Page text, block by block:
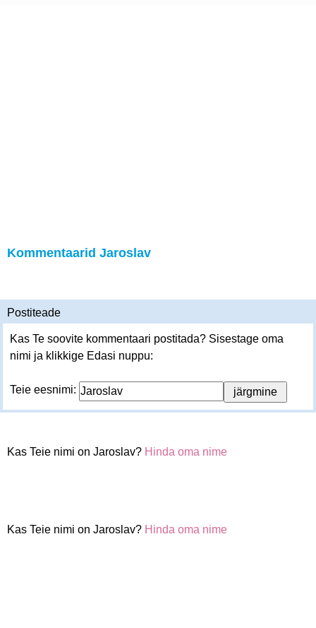
Kommentaarid Jaroslav
Postiteade
Kas Te soovite kommentaari postitada? Sisestage oma
nimi ja klikkige Edasi nuppu:
Teie eesnimi:
Kas Teie nimi on Jaroslav? Hinda oma nime
Kas Teie nimi on Jaroslav? Hinda oma nime